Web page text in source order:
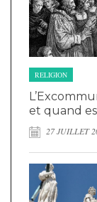
RELIGION
et quand
27 JUILLET